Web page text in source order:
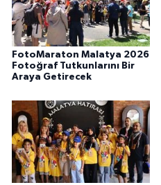
FotoMaraton Malatya 2026
Fotoğraf Tutkunlarını Bir
Araya Getirecek